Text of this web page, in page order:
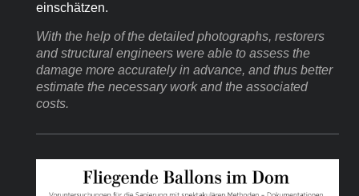
einschätzen.
With the help of the detailed photographs, restorers
and structural engineers were able to assess the
damage more accurately in advance, and thus better
estimate the necessary work and the associated
costs.